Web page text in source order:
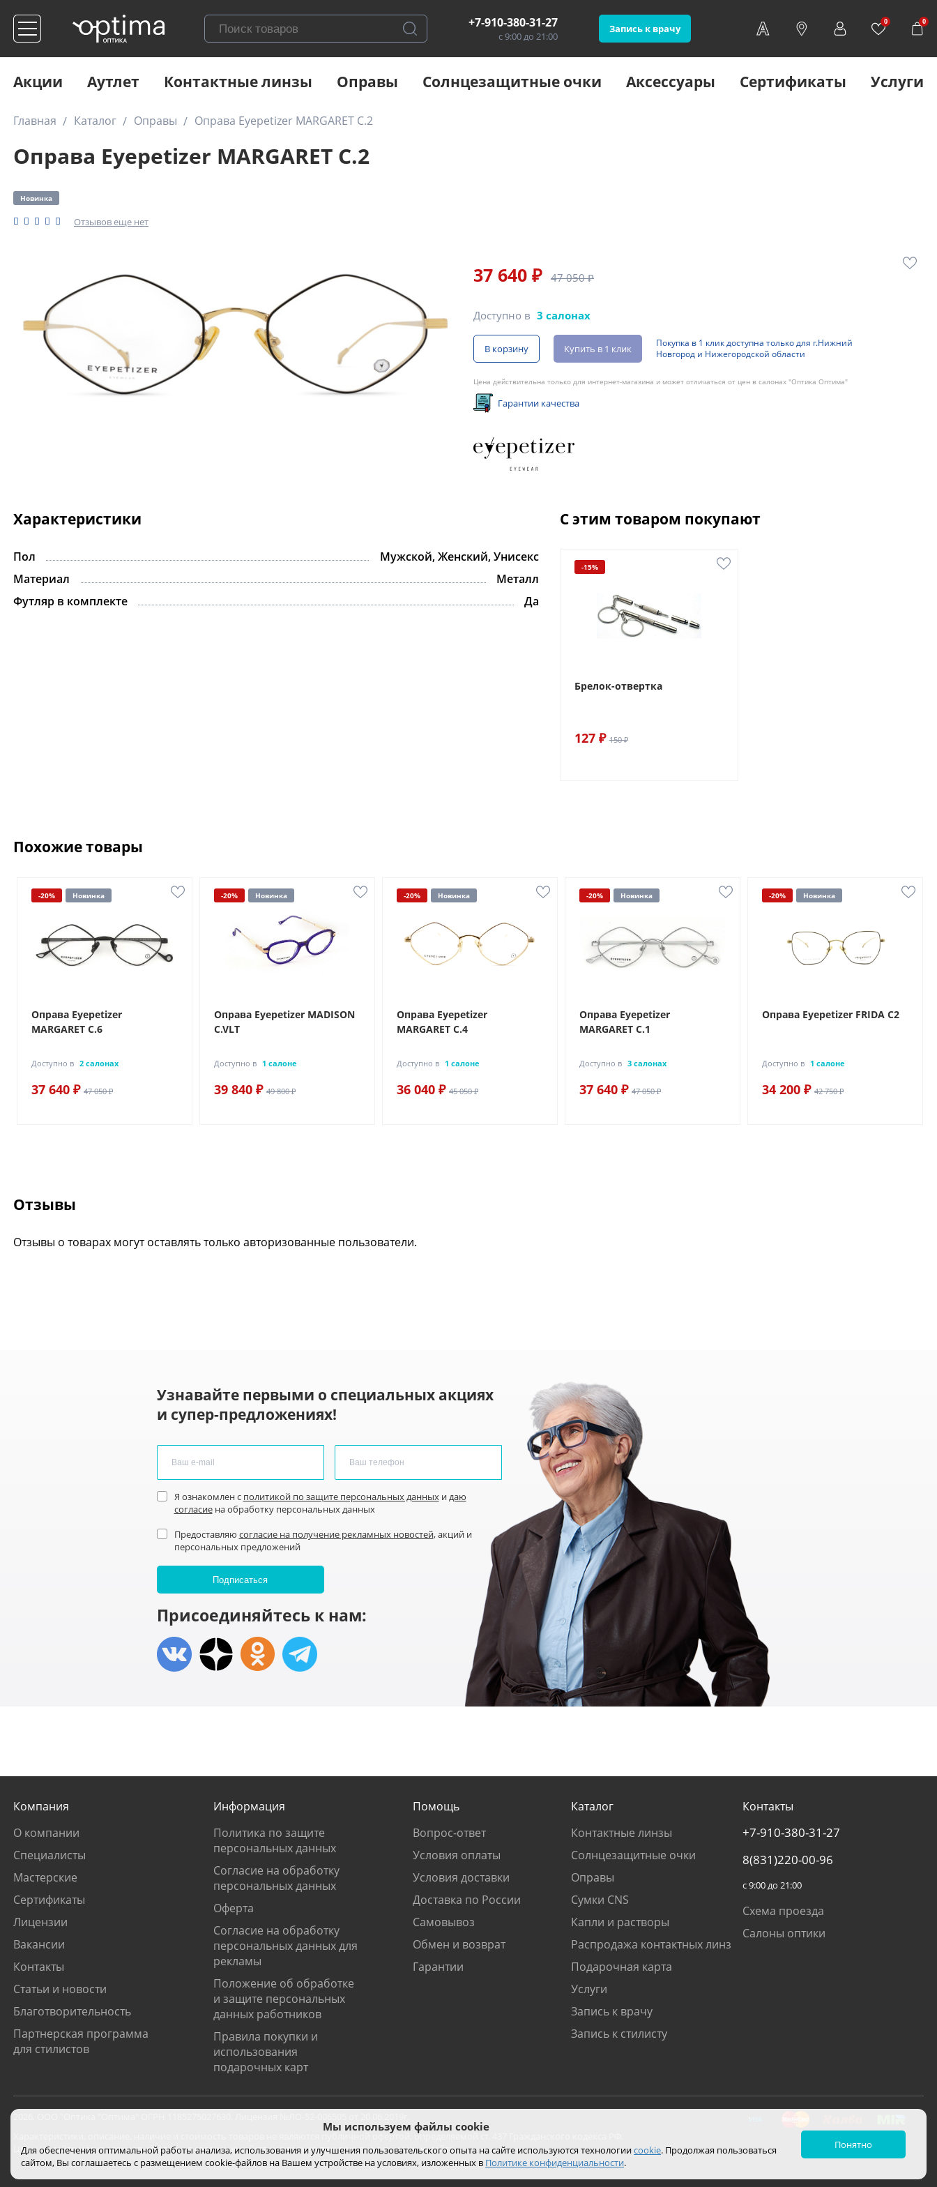
+7-910-380-31-27
с 9:00 до 21:00
Запись к врачу
0 0
Акции Аутлет Контактные линзы Оправы Солнцезащитные очки Аксессуары Сертификаты Услуги
Главная Каталог Оправы Оправа Eyepetizer MARGARET C.2
Оправа Eyepetizer MARGARET C.2
Новинка
Отзывов еще нет
37 640 ₽ 47 050 ₽
Доступно в 3 салонах
В корзину Купить в 1 клик
Покупка в 1 клик доступна только для г.Нижний
Новгород и Нижегородской области
Цена действительна только для интернет-магазина и может отличаться от цен в салонах "Оптика Оптима"
Гарантии качества
Характеристики
Пол
Мужской, Женский, Унисекс
Материал
Металл
Футляр в комплекте
Да
С этим товаром покупают
-15%
Брелок-отвертка
127 ₽ 150 ₽
Похожие товары
-20% Новинка
Оправа Eyepetizer
MARGARET C.6
Доступно в 2 салонах
37 640 ₽ 47 050 ₽
-20% Новинка
Оправа Eyepetizer MADISON
C.VLT
Доступно в 1 салоне
39 840 ₽ 49 800 ₽
-20% Новинка
Оправа Eyepetizer
MARGARET C.4
Доступно в 1 салоне
36 040 ₽ 45 050 ₽
-20% Новинка
Оправа Eyepetizer
MARGARET C.1
Доступно в 3 салонах
37 640 ₽ 47 050 ₽
-20% Новинка
Оправа Eyepetizer FRIDA C2
Доступно в 1 салоне
34 200 ₽ 42 750 ₽
Отзывы
Отзывы о товарах могут оставлять только авторизованные пользователи.
Узнавайте первыми о специальных акциях
и супер-предложениях!
Я ознакомлен с политикой по защите персональных данныхи даю
согласиена обработку персональных данных
Предоставляю согласие на получение рекламных новостей, акций и
персональных предложений
Присоединяйтесь к нам:
Компания
О компании
Специалисты
Мастерские
Сертификаты
Лицензии
Вакансии
Контакты
Статьи и новости
Благотворительность
Партнерская программа
для стилистов
Информация
Политика по защите
персональных данных
Согласие на обработку
персональных данных
Оферта
Согласие на обработку
персональных данных для
рекламы
Положение об обработке
и защите персональных
данных работников
Правила покупки и
использования
подарочных карт
Помощь
Вопрос-ответ
Условия оплаты
Условия доставки
Доставка по России
Самовывоз
Обмен и возврат
Гарантии
Каталог
Контактные линзы
Солнцезащитные очки
Оправы
Сумки CNS
Капли и растворы
Распродажа контактных линз
Подарочная карта
Услуги
Запись к врачу
Запись к стилисту
Контакты
+7-910-380-31-27
8(831)220-00-96
с 9:00 до 21:00
Схема проезда
Салоны оптики
Характеристики, описание, наличие и стоимость товаров не являются публичной офертой, определяемой ст. 437 Гражданского кодекса РФ.
Цены на сайте могут отличаться от цен в салонах и действуют только при покупке с помощью сайта.
Мы используем файлы cookie
Для обеспечения оптимальной работы анализа, использования и улучшения пользовательского опыта на сайте используются технологииcookie. Продолжая пользоваться
сайтом, Вы соглашаетесь с размещением cookie-файлов на Вашем устройстве на условиях, изложенных в Политике конфиденциальности.
Понятно